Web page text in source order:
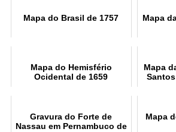
Mapa do Brasil de 1757
Mapa
Mapa do Hemisfério
Ocidental de 1659
Mapa
Gravura do Forte de
Nassau em Pernambuco de
Mapa